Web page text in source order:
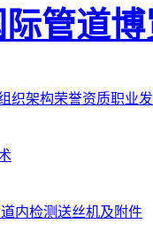
管道
织架构荣誉资质职业
内检测送丝机及附件